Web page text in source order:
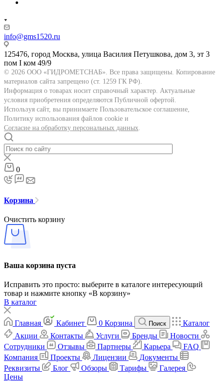
info@gms1520.ru
125476, город Москва, улица Василия Петушкова, дом 3, эт 3
пом I ком 49/9
© 2026 ООО «ГИДРОМЕТСНАБ». Все права защищены. Копирование
материалов сайта запрещено (ст. 1259 ГК РФ).
Информация о товарах носит справочный характер. Актуальные
условия приобретения определяются Публичной офертой.
Используя сайт, вы принимаете Пользовательское соглашение,
Политику использования файлов cookie и
Согласие на обработку персональных данных
0
Корзина
Очистить корзину
Ваша корзина пуста
Исправить это просто: выберите в каталоге интересующий
товар и нажмите кнопку «В корзину»
В каталог
Главная Кабинет 0 Корзина Поиск
Каталог
Акции
Контакты Услуги Бренды
Новости
Сотрудники
Отзывы Партнеры Карьера
FAQ
Компания
Проекты Лицензии
Документы
Реквизиты
Блог Обзоры Тарифы
Галерея
Цены